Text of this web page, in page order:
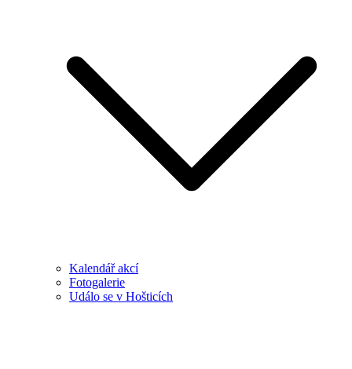
Kalendář akcí
Fotogalerie
Událo se v Hošticích